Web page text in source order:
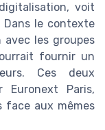
voit
Dans le contexte
avec les groupes
fournir un
Ces deux
Euronext Paris,
face aux mêmes